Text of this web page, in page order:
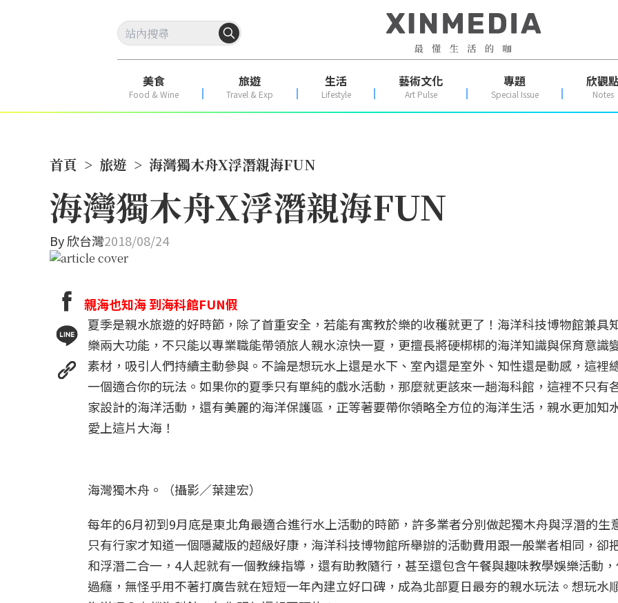
美食
Food & Wine
旅遊
Travel & Exp
生活
Lifestyle
藝術文化
Art Pulse
專題
Special Issue
欣觀
Notes
首頁 > 旅遊 > 海灣獨木舟X浮潛親海FUN
海灣獨木舟X浮潛親海FUN
By欣台灣2018/08/24
親海也知海 到海科館FUN假
夏季是親水旅遊的好時節，除了首重安全，若能有寓教於樂的收穫就更了！海洋科技博物館兼具
樂兩大功能，不只能以專業職能帶領旅人親水涼快一夏，更擅長將硬梆梆的海洋知識與保育意識
素材，吸引人們持續主動參與。不論是想玩水上還是水下、室內還是室外、知性還是動感，這裡
一個適合你的玩法。如果你的夏季只有單純的戲水活動，那麼就更該來一趟海科館，這裡不只有
家設計的海洋活動，還有美麗的海洋保護區，正等著要帶你領略全方位的海洋生活，親水更加知
愛上這片大海！
海灣獨木舟。（攝影／葉建宏）
每年的6月初到9月底是東北角最適合進行水上活動的時節，許多業者分別做起獨木舟與浮潛的生
只有行家才知道一個隱藏版的超級好康，海洋科技博物館所舉辦的活動費用跟一般業者相同，卻
和浮潛二合一，4人起就有一個教練指導，還有助教隨行，甚至還包含午餐與趣味教學娛樂活動
過癮，無怪乎用不著打廣告就在短短一年內建立好口碑，成為北部夏日最夯的親水玩法。想玩水